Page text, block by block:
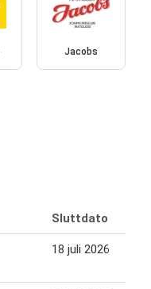
Jacobs
Sluttdato
18 juli 2026